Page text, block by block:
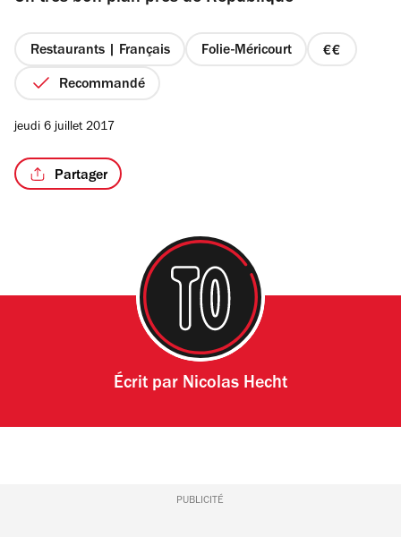
Restaurants | Français Folie-Méricourt
prix
Recommandé
jeudi 6 juillet 2017
Partager
Écrit par Nicolas Hecht
PUBLICITÉ